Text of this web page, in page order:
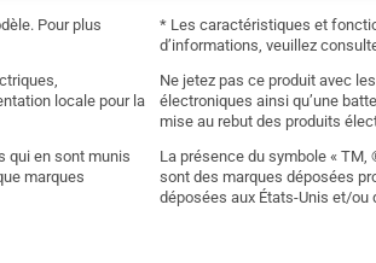
Pour plus
locale pour la
qui en sont munis
marques
* Les caractéristiques et
d’informations, veuillez
Ne jetez pas ce produit avec
électroniques ainsi qu’une
mise au rebut des produits
La présence du symbole «
sont des marques déposées
déposées aux États-Unis et/ou